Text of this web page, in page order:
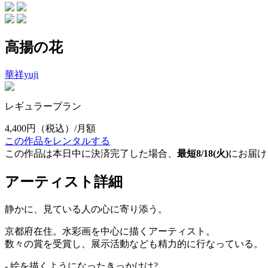
高揚の花
華祥yuji
レギュラープラン
4,400円
（税込）/月額
この作品をレンタルする
この作品は本日中に決済完了した場合、 最短8/18(火)にお届
アーティスト詳細
静かに、見ている人の心に寄り添う。
京都府在住。水彩画を中心に描くアーティスト。
数々の賞を受賞し、展示活動なども精力的に行なっている。
- 絵を描くようになったきっかけは?